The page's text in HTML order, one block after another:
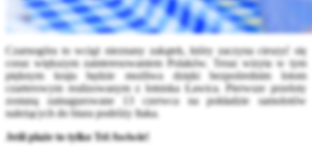
Czarnogóra to wciąż nieznany zakątek, który zaczyna cieszyć się
coraz większym zainteresowaniem Polaków. Teraz wizyta w tym
pięknym kraju będzie możliwa dzięki bezpośrednim lotom
czarterowym realizowanym z lotniska Ławica. Pierwsze przeloty
zostaną zainagurowane 13 czerwca na pokładzie samolotów
należących do biura podróży Itaka.
Jeśli plaże to tylko Tel Awiwie!